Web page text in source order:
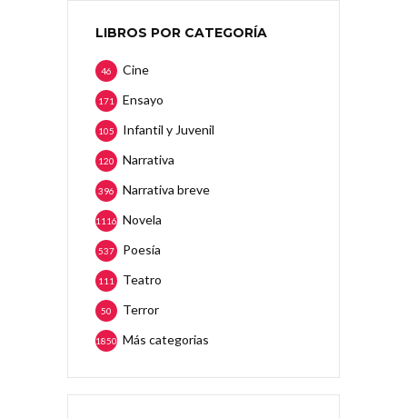
LIBROS POR CATEGORÍA
Cine
46
Ensayo
171
Infantil y Juvenil
105
Narrativa
120
Narrativa breve
396
Novela
1116
Poesía
537
Teatro
111
Terror
50
Más categorias
1850